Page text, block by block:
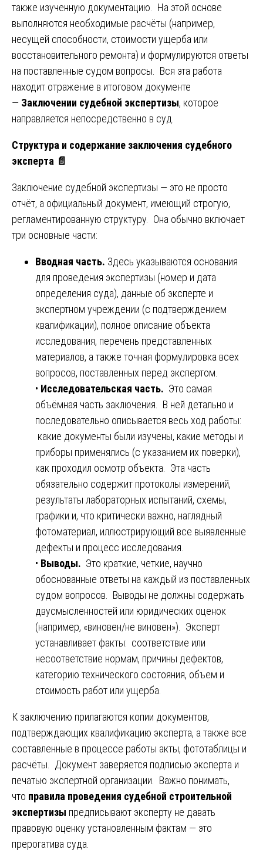
также изученную документацию. На этой основе
выполняются необходимые расчёты (например,
несущей способности, стоимости ущерба или
восстановительного ремонта) и формулируются ответы
на поставленные судом вопросы. Вся эта работа
находит отражение в итоговом документе
— Заключении судебной экспертизы, которое
направляется непосредственно в суд.
Структура и содержание заключения судебного
эксперта 📄
Заключение судебной экспертизы — это не просто
отчёт, а официальный документ, имеющий строгую,
регламентированную структуру. Она обычно включает
три основные части:
Вводная часть. Здесь указываются основания
для проведения экспертизы (номер и дата
определения суда), данные об эксперте и
экспертном учреждении (с подтверждением
квалификации), полное описание объекта
исследования, перечень представленных
материалов, а также точная формулировка всех
вопросов, поставленных перед экспертом.
• Исследовательская часть. Это самая
объёмная часть заключения. В ней детально и
последовательно описывается весь ход работы:
какие документы были изучены, какие методы и
приборы применялись (с указанием их поверки),
как проходил осмотр объекта. Эта часть
обязательно содержит протоколы измерений,
результаты лабораторных испытаний, схемы,
графики и, что критически важно, наглядный
фотоматериал, иллюстрирующий все выявленные
дефекты и процесс исследования.
• Выводы. Это краткие, четкие, научно
обоснованные ответы на каждый из поставленных
судом вопросов. Выводы не должны содержать
двусмысленностей или юридических оценок
(например, «виновен/не виновен»). Эксперт
устанавливает факты: соответствие или
несоответствие нормам, причины дефектов,
категорию технического состояния, объем и
стоимость работ или ущерба.
К заключению прилагаются копии документов,
подтверждающих квалификацию эксперта, а также все
составленные в процессе работы акты, фототаблицы и
расчёты. Документ заверяется подписью эксперта и
печатью экспертной организации. Важно понимать,
что правила проведения судебной строительной
экспертизы предписывают эксперту не давать
правовую оценку установленным фактам — это
прерогатива суда.